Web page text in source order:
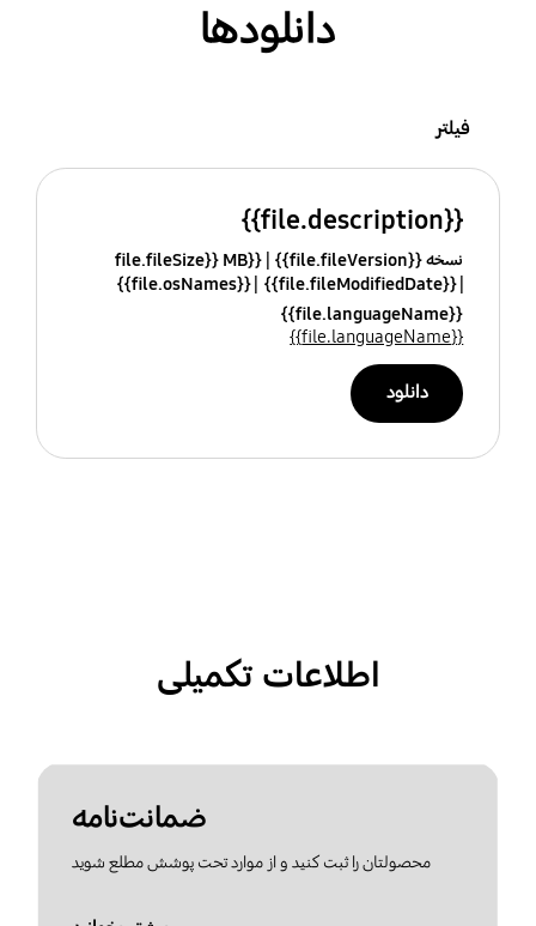
دانلودها
فیلتر
{{file.description}}
نسخه {{file.fileVersion}}
{{file.fileSize}} MB
{{file.fileModifiedDate}}
{{file.osNames}}
{{file.languageName}}
{{file.languageName}}
دانلود
اطلاعات تکمیلی
ضمانت‌نامه
محصولتان را ثبت کنید و از موارد تحت پوشش مطلع شوید